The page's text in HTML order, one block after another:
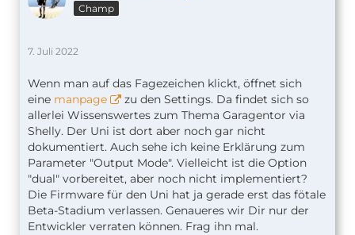
Champ
7. Juli 2022
Wenn man auf das Fagezeichen klickt, öffnet sich
eine manpage
zu den Settings. Da findet sich so
allerlei Wissenswertes zum Thema Garagentor via
Shelly. Der Uni ist dort aber noch gar nicht
dokumentiert. Auch sehe ich keine Erklärung zum
Parameter "Output Mode". Vielleicht ist die Option
"dual" vorbereitet, aber noch nicht implementiert?
Die Firmware für den Uni hat ja gerade erst das fötale
Beta-Stadium verlassen. Genaueres wir Dir nur der
Entwickler verraten können. Frag ihn mal.